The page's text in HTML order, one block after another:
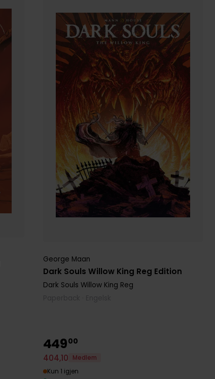
Dark Souls Willow King Reg Edition
George Maan
Dark Souls Willow King Reg
44900
404,10
Medlem
Kun 1 igjen